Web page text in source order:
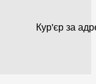
Кур'єр за